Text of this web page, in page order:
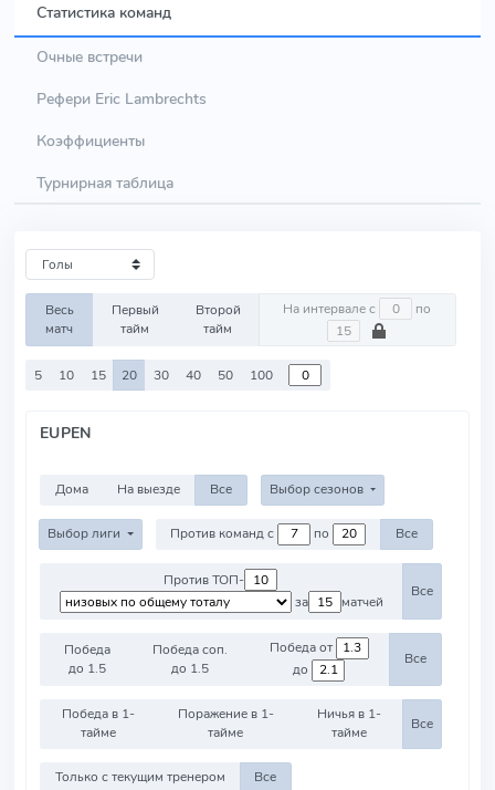
Статистика команд
Очные встречи
Рефери Eric Lambrechts
Коэффициенты
Турнирная таблица
Весь
матч
Первый
тайм
Второй
тайм
На интервале с по
5 10 15 20 30 40 50 100
EUPEN
Дома На выезде Все Выбор сезонов
Выбор лиги Против команд с по Все
Против ТОП-
за
матчей
Все
Победа
до 1.5
Победа соп.
до 1.5
Победа от
до
Все
Победа в 1-
тайме
Поражение в 1-
тайме
Ничья в 1-
тайме
Все
Только с текущим тренером Все